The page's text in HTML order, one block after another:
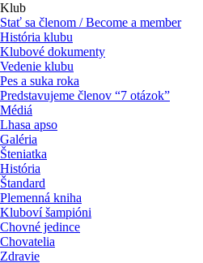
Klub
Stať sa členom / Become a member
História klubu
Klubové dokumenty
Vedenie klubu
Pes a suka roka
Predstavujeme členov “7 otázok”
Médiá
Lhasa apso
Galéria
Šteniatka
História
Štandard
Plemenná kniha
Kluboví šampióni
Chovné jedince
Chovatelia
Zdravie